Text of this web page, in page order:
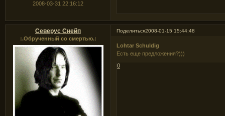
2008-03-31 22:16:12
Поделиться2008-01-15 15:44:48
Северус Снейп
:.Обрученный со смертью.:
Lohtar Schuldig
Есть еще предложения?)))
0